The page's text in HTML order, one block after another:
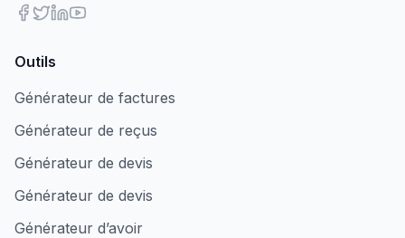
Outils
Générateur de factures
Générateur de reçus
Générateur de devis
Générateur de devis
Générateur d’avoir